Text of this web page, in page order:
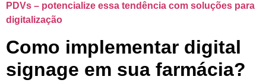
PDVs – potencialize essa tendência com soluções para
digitalização
Como implementar digital
signage em sua farmácia?